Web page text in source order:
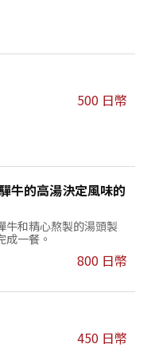
500 日幣
牛的高湯決定風味的
牛和精心熬製的湯頭製
成一餐。
800 日幣
450 日幣